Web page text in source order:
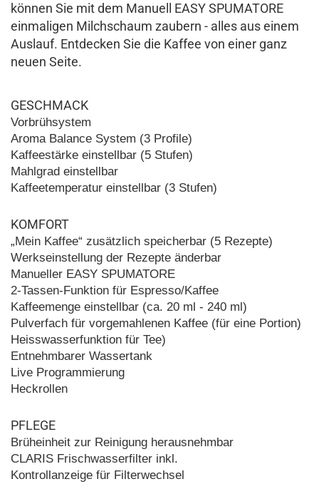
können Sie mit dem Manuell EASY SPUMATORE
einmaligen Milchschaum zaubern - alles aus einem
Auslauf. Entdecken Sie die Kaffee von einer ganz
neuen Seite.
GESCHMACK
Vorbrühsystem
Aroma Balance System (3 Profile)
Kaffeestärke einstellbar (5 Stufen)
Mahlgrad einstellbar
Kaffeetemperatur einstellbar (3 Stufen)
KOMFORT
„Mein Kaffee“ zusätzlich speicherbar (5 Rezepte)
Werkseinstellung der Rezepte änderbar
Manueller EASY SPUMATORE
2-Tassen-Funktion für Espresso/Kaffee
Kaffeemenge einstellbar (ca. 20 ml - 240 ml)
Pulverfach für vorgemahlenen Kaffee (für eine Portion)
Heisswasserfunktion für Tee)
Entnehmbarer Wassertank
Live Programmierung
Heckrollen
PFLEGE
Brüheinheit zur Reinigung herausnehmbar
CLARIS Frischwasserfilter inkl.
Kontrollanzeige für Filterwechsel